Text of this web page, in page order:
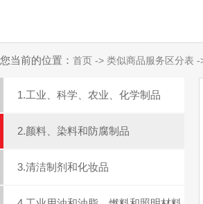
您当前的位置： 首页 -> 类似商品服务区分表
1.工业、科学、农业、化学制品
2.颜料、染料和防腐制品
3.清洁制剂和化妆品